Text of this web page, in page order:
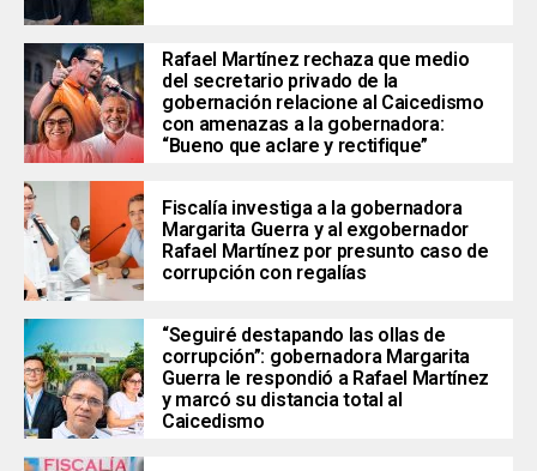
Rafael Martínez rechaza que medio
del secretario privado de la
gobernación relacione al Caicedismo
con amenazas a la gobernadora:
“Bueno que aclare y rectifique”
Fiscalía investiga a la gobernadora
Margarita Guerra y al exgobernador
Rafael Martínez por presunto caso de
corrupción con regalías
“Seguiré destapando las ollas de
corrupción”: gobernadora Margarita
Guerra le respondió a Rafael Martínez
y marcó su distancia total al
Caicedismo